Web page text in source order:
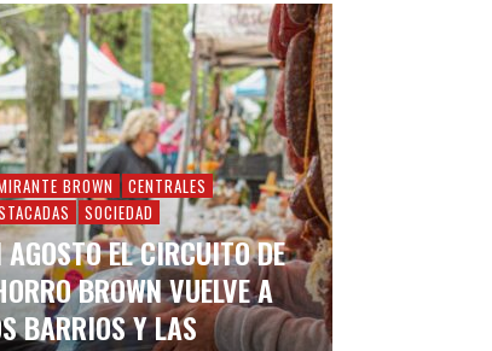
BROWN
CENTRALES
SOCIEDAD
AGOSTO EL CIRCUITO DE
BROWN VUELVE A
BARRIOS Y LAS